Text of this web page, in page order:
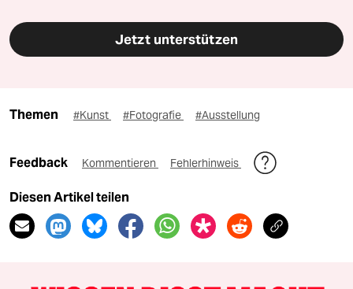
Jetzt unterstützen
Themen #Kunst #Fotografie #Ausstellung
Feedback Kommentieren Fehlerhinweis
Diesen Artikel teilen